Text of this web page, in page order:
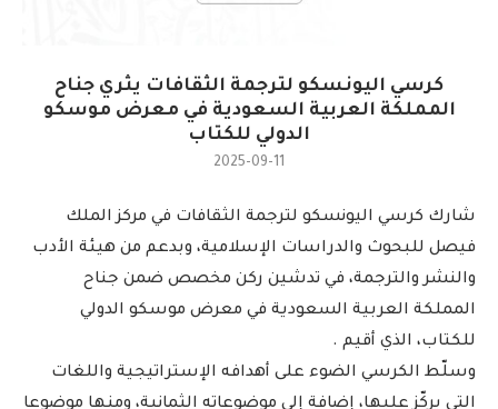
كرسي اليونسكو لترجمة الثقافات يثري جناح
المملكة العربية السعودية في معرض موسكو
الدولي للكتاب
2025-09-11
شارك كرسي اليونسكو لترجمة الثقافات في مركز الملك
فيصل للبحوث والدراسات الإسلامية، وبدعم من هيئة الأدب
والنشر والترجمة، في تدشين ركن مخصص ضمن جناح
المملكة العربية السعودية في معرض موسكو الدولي
للكتاب، الذي أقيم .
وسلّط الكرسي الضوء على أهدافه الإستراتيجية واللغات
التي يركّز عليها، إضافة إلى موضوعاته الثمانية، ومنها موضوعا